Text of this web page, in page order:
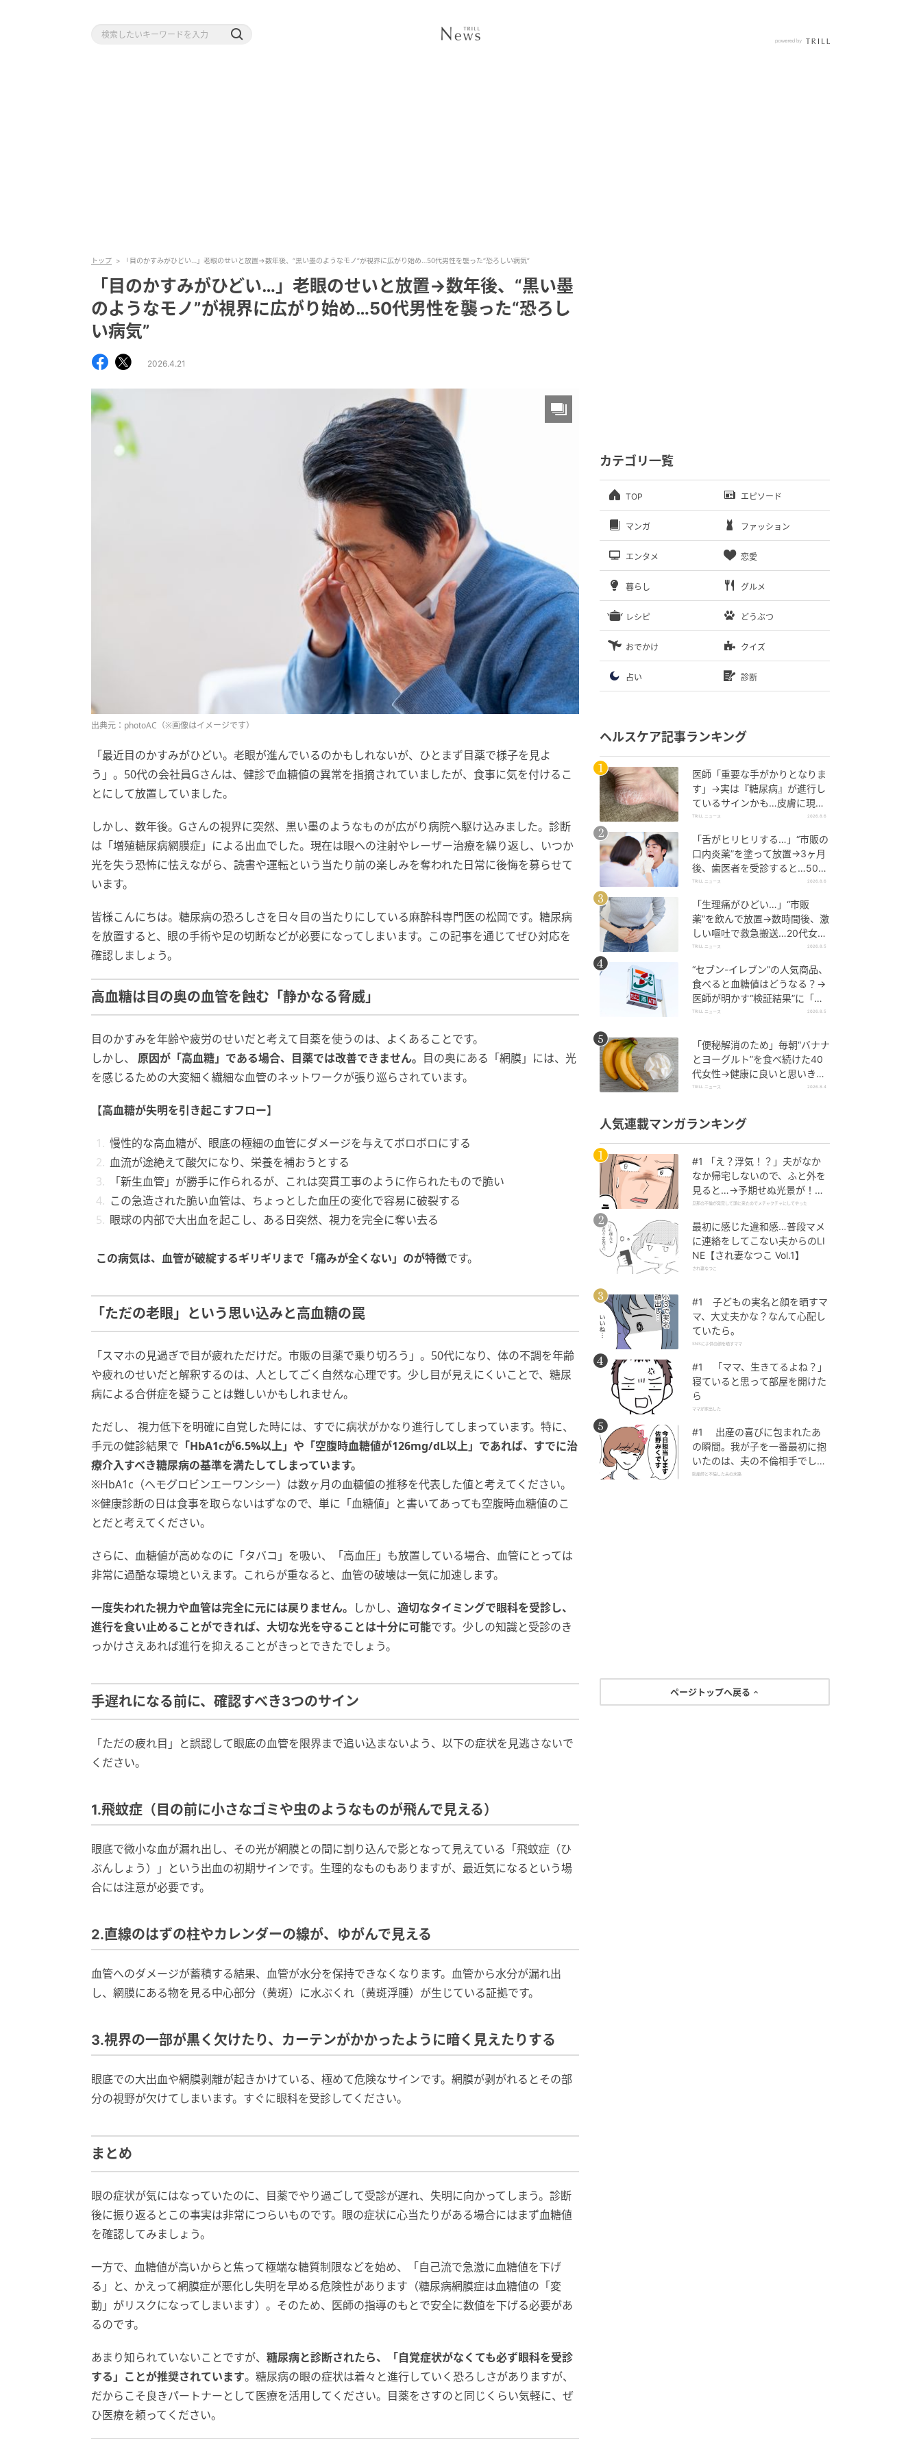
トップ 「目のかすみがひどい…」老眼のせいと放置→数年後、“黒い墨のようなモノ”が視界に広がり始め…50代男性を襲った“恐ろしい病気”
「目のかすみがひどい…」老眼のせいと放置→数年後、“黒い墨
のようなモノ”が視界に広がり始め…50代男性を襲った“恐ろし
い病気”
2026.4.21
出典元：photoAC（※画像はイメージです）
「最近目のかすみがひどい。老眼が進んでいるのかもしれないが、ひとまず目薬で様子を見よ
う」。50代の会社員Gさんは、健診で血糖値の異常を指摘されていましたが、食事に気を付けるこ
とにして放置していました。
しかし、数年後。Gさんの視界に突然、黒い墨のようなものが広がり病院へ駆け込みました。診断
は「増殖糖尿病網膜症」による出血でした。現在は眼への注射やレーザー治療を繰り返し、いつか
光を失う恐怖に怯えながら、読書や運転という当たり前の楽しみを奪われた日常に後悔を募らせて
います。
皆様こんにちは。糖尿病の恐ろしさを日々目の当たりにしている麻酔科専門医の松岡です。糖尿病
を放置すると、眼の手術や足の切断などが必要になってしまいます。この記事を通じてぜひ対応を
確認しましょう。
高血糖は目の奥の血管を蝕む「静かなる脅威」
目のかすみを年齢や疲労のせいだと考えて目薬を使うのは、よくあることです。
しかし、 原因が「高血糖」である場合、目薬では改善できません。 目の奥にある「網膜」には、光
を感じるための大変細く繊細な血管のネットワークが張り巡らされています。
【高血糖が失明を引き起こすフロー】
慢性的な高血糖が、眼底の極細の血管にダメージを与えてボロボロにする
血流が途絶えて酸欠になり、栄養を補おうとする
「新生血管」が勝手に作られるが、これは突貫工事のように作られたもので脆い
この急造された脆い血管は、ちょっとした血圧の変化で容易に破裂する
眼球の内部で大出血を起こし、ある日突然、視力を完全に奪い去る
この病気は、血管が破綻するギリギリまで「痛みが全くない」のが特徴です。
「ただの老眼」という思い込みと高血糖の罠
「スマホの見過ぎで目が疲れただけだ。市販の目薬で乗り切ろう」。50代になり、体の不調を年齢
や疲れのせいだと解釈するのは、人としてごく自然な心理です。少し目が見えにくいことで、糖尿
病による合併症を疑うことは難しいかもしれません。
ただし、 視力低下を明確に自覚した時には、すでに病状がかなり進行してしまっています。特に、
手元の健診結果で 「HbA1cが6.5%以上」や「空腹時血糖値が126mg/dL以上」であれば、すでに治
療介入すべき糖尿病の基準を満たしてしまっています。
※HbA1c（ヘモグロビンエーワンシー）は数ヶ月の血糖値の推移を代表した値と考えてください。
※健康診断の日は食事を取らないはずなので、単に「血糖値」と書いてあっても空腹時血糖値のこ
とだと考えてください。
さらに、血糖値が高めなのに「タバコ」を吸い、「高血圧」も放置している場合、血管にとっては
非常に過酷な環境といえます。これらが重なると、血管の破壊は一気に加速します。
一度失われた視力や血管は完全に元には戻りません。 しかし、 適切なタイミングで眼科を受診し、
進行を食い止めることができれば、大切な光を守ることは十分に可能です。少しの知識と受診のき
っかけさえあれば進行を抑えることがきっとできたでしょう。
手遅れになる前に、確認すべき3つのサイン
「ただの疲れ目」と誤認して眼底の血管を限界まで追い込まないよう、以下の症状を見逃さないで
ください。
1.飛蚊症（目の前に小さなゴミや虫のようなものが飛んで見える）
眼底で微小な血が漏れ出し、その光が網膜との間に割り込んで影となって見えている「飛蚊症（ひ
ぶんしょう）」という出血の初期サインです。生理的なものもありますが、最近気になるという場
合には注意が必要です。
2.直線のはずの柱やカレンダーの線が、ゆがんで見える
血管へのダメージが蓄積する結果、血管が水分を保持できなくなります。血管から水分が漏れ出
し、網膜にある物を見る中心部分（黄斑）に水ぶくれ（黄斑浮腫）が生じている証拠です。
3.視界の一部が黒く欠けたり、カーテンがかかったように暗く見えたりする
眼底での大出血や網膜剥離が起きかけている、極めて危険なサインです。網膜が剥がれるとその部
分の視野が欠けてしまいます。すぐに眼科を受診してください。
まとめ
眼の症状が気にはなっていたのに、目薬でやり過ごして受診が遅れ、失明に向かってしまう。診断
後に振り返るとこの事実は非常につらいものです。眼の症状に心当たりがある場合にはまず血糖値
を確認してみましょう。
一方で、血糖値が高いからと焦って極端な糖質制限などを始め、「自己流で急激に血糖値を下げ
る」と、かえって網膜症が悪化し失明を早める危険性があります（糖尿病網膜症は血糖値の「変
動」がリスクになってしまいます）。そのため、医師の指導のもとで安全に数値を下げる必要があ
るのです。
あまり知られていないことですが、 糖尿病と診断されたら、「自覚症状がなくても必ず眼科を受診
する」ことが推奨されています。糖尿病の眼の症状は着々と進行していく恐ろしさがありますが、
だからこそ良きパートナーとして医療を活用してください。目薬をさすのと同じくらい気軽に、ぜ
ひ医療を頼ってください。
カテゴリ一覧
TOP エピソード
マンガ ファッション
エンタメ 恋愛
暮らし グルメ
レシピ どうぶつ
おでかけ クイズ
占い 診断
ヘルスケア記事ランキング
医師「重要な手がかりとなりま
す」→実は『糖尿病』が進行し
ているサインかも…皮膚に現れ
る“3つの危険な変化”
TRILL ニュース 2026.8.6
「舌がヒリヒリする…」“市販の
口内炎薬”を塗って放置→3ヶ月
後、歯医者を受診すると…50代
男性に告げられた“恐ろしい診
TRILL ニュース 2026.8.6
「生理痛がひどい…」“市販
薬”を飲んで放置→数時間後、激
しい嘔吐で救急搬送…20代女性
を待ち受けていた“恐ろしい病
TRILL ニュース 2026.8.5
“セブン-イレブン”の人気商品、
食べると血糖値はどうなる？→
医師が明かす“検証結果”に「優
秀コンビニ食」「参考になりま
TRILL ニュース 2026.8.5
「便秘解消のため」毎朝“バナナ
とヨーグルト”を食べ続けた40
代女性→健康に良いと思いき
や…ある日、女性に起こった“異
TRILL ニュース 2026.8.4
人気連載マンガランキング
#1 「え？浮気！？」夫がなか
なか帰宅しないので、ふと外を
見ると…→予期せぬ光景が！｜
旦那の不倫が発覚して頭に来た
旦那の不倫が発覚して頭に来たのでメチャクチャにしてやった
最初に感じた違和感…普段マメ
に連絡をしてこない夫からのLI
NE【され妻なつこ Vol.1】
され妻なつこ
#1 子どもの実名と顔を晒すマ
マ、大丈夫かな？なんて心配し
ていたら。
SNSに子供の顔を晒すママ
#1 「ママ、生きてるよね？」
寝ていると思って部屋を開けた
ら
ママが家出した
#1 出産の喜びに包まれたあ
の瞬間。我が子を一番最初に抱
いたのは、夫の不倫相手でし
た。
助産師と不倫した夫の末路
ページトップへ戻る